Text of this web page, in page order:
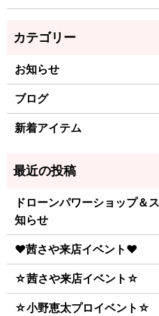
お知らせ
ブログ
新着アイテム
ドローンパワーショップ
知らせ
♥茜さや来店イベント♥
☆茜さや来店イベント☆
☆小野恵太プロイベント☆